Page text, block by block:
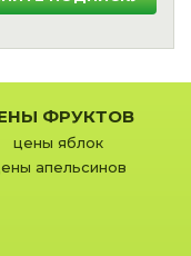
ФРУКТОВ
цены яблок
апельсинов